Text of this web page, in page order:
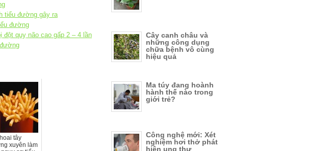
tiểu đường gây ra
đường
quỵ não cao gấp 2 – 4 lần
tây
xuyên làm
Cây canh châu và
những công dụng
chữa bệnh vô cùng
hiệu quả
Ma túy đang hoành
hành thế nào trong
giới trẻ?
Công nghệ mới: Xét
nghiệm hơi thở phát
hiện ung thư